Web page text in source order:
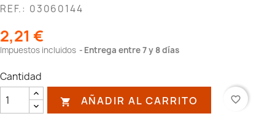
REF.: 03060144
2,21 €
Impuestos incluidos Entrega entre 7 y 8 días
Cantidad
 AÑADIR AL CARRITO favorite_border